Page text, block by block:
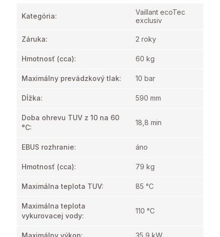
Kategória:
Vaillant ecoTec
exclusiv
Záruka: 2 roky
Hmotnosť (cca): 60 kg
Maximálny prevádzkový tlak: 10 bar
Dĺžka: 590 mm
Doba ohrevu TUV z 10 na 60
°C:
18,8 min
EBUS rozhranie: áno
Hmotnosť (cca): 79 kg
Maximálna teplota TUV: 85 °C
Maximálna teplota
vykurovacej vody:
110 °C
Maximálny výkon: 35,9 kW